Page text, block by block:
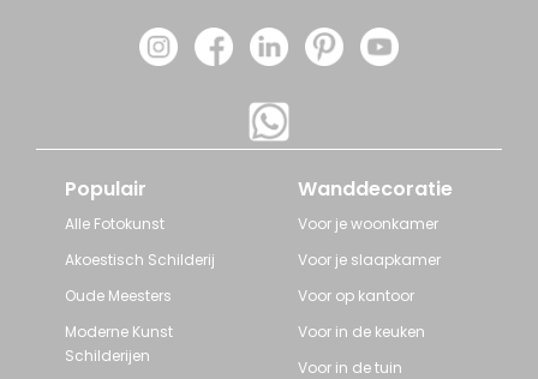
Populair
Alle Fotokunst
Akoestisch Schilderij
Oude Meesters
Moderne Kunst
Schilderijen
Wanddecoratie
Voor je woonkamer
Voor je slaapkamer
Voor op kantoor
Voor in de keuken
Voor in de tuin